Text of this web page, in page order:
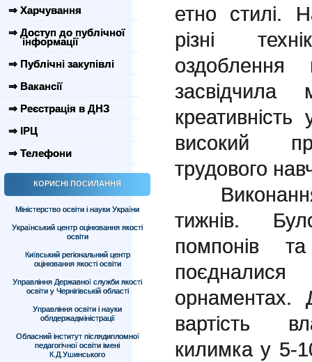
⇒ Харчування
⇒ Доступ до публічної
інформації
⇒ Публічні закупівлі
⇒ Вакансії
⇒ Реєстрація в ДНЗ
⇒ ІРЦ
⇒ Телефони
КОРИСНІ ПОСИЛАННЯ
Міністерство освіти і науки України
Український центр оцінювання якості
освіти
Київський регіональний центр
оцінювання якості освіти
Управління Державної служби якості
освіти у Чернігівській області
Управління освіти і науки
облдержадміністрації
Обласний інститут післядипломної
педагогічної освіти імені
К.Д.Ушинського
етно стилі.
різні
оздоблення
засвідчила
високий
трудового
Виконання
тижнів.
помпонів
орнаментах.
вартість
килимка у 5-